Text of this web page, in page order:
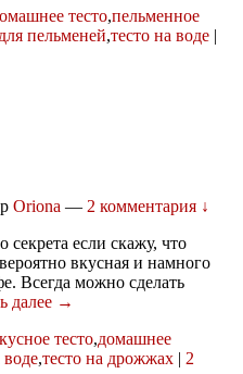
тесто,пельменное
пельменей,тесто на воде |
Oriona — 2 комментария ↓
если скажу, что
вкусная и намного
Всегда можно сделать
далее →
тесто,домашнее
воде,тесто на дрожжах | 2